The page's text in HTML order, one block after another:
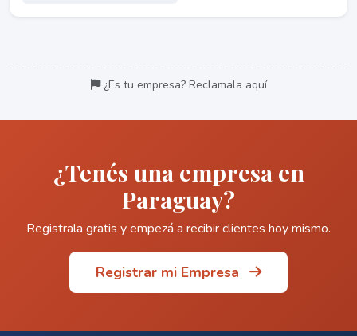
¿Es tu empresa? Reclamala aquí
¿Tenés una empresa en
Paraguay?
Registrala gratis y empezá a recibir clientes hoy mismo.
Registrar mi Empresa